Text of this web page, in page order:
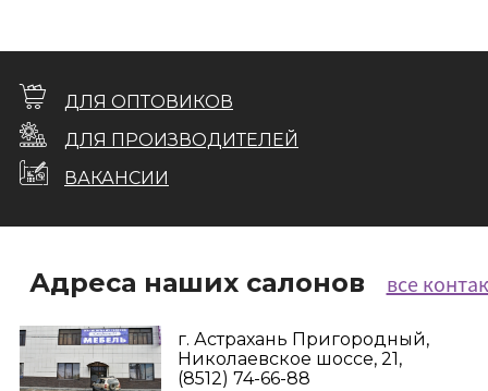
ДЛЯ ОПТОВИКОВ
ДЛЯ ПРОИЗВОДИТЕЛЕЙ
ВАКАНСИИ
Адреса наших салонов все
г. Астрахань Пригородный,
Николаевское шоссе, 21,
(8512) 74-66-88